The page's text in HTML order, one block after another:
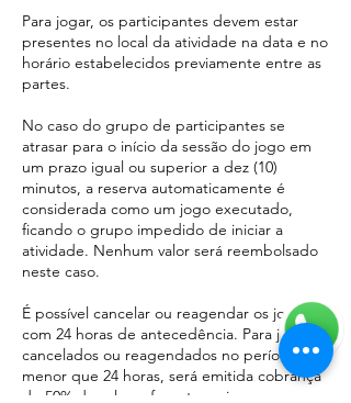
Para jogar, os participantes devem estar
presentes no local da atividade na data e no
horário estabelecidos previamente entre as
partes.
No caso do grupo de participantes se
atrasar para o início da sessão do jogo em
um prazo igual ou superior a dez (10)
minutos, a reserva automaticamente é
considerada como um jogo executado,
ficando o grupo impedido de iniciar a
atividade. Nenhum valor será reembolsado
neste caso.
É possível cancelar ou reagendar os jogos
com 24 horas de antecedência. Para jogos
cancelados ou reagendados no período
menor que 24 horas, será emitida cobrança
de 50% do valor referente ao jogo.